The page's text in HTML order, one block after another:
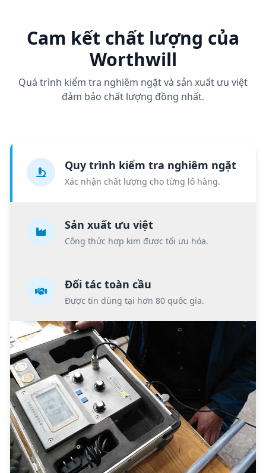
Cam kết chất lượng của
Worthwill
Quá trình kiểm tra nghiêm ngặt và sản xuất ưu việt
đảm bảo chất lượng đồng nhất.
Quy trình kiểm tra nghiêm ngặt
Xác nhận chất lượng cho từng lô hàng.
Sản xuất ưu việt
Công thức hợp kim được tối ưu hóa.
Đối tác toàn cầu
Được tin dùng tại hơn 80 quốc gia.